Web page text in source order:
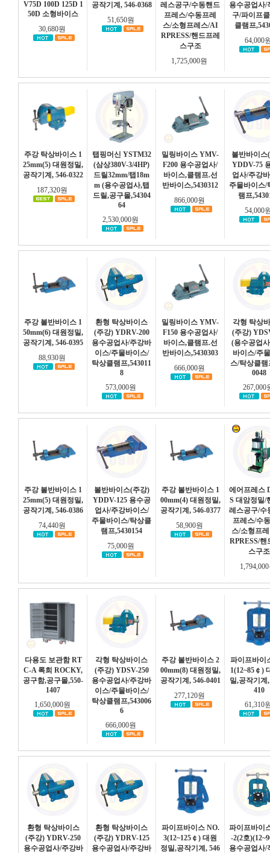
V75D 100D 125D 1
50D 소형바이스
30,680원
공작기계, 546-0368
51,650원
레스공구/수동핸드
프레스/수동프레
스/소형프레스/AI
RPRESS/핸드프레
스구조
1,725,000원
용수공업사/
구/파이프
클램프
64,000
주강 탁상바이스 1
25mm(5) 대원정밀,
공작기계, 546-0322
187,320원
탭핑머신 YSTM32
(삼상380V-3/4HP)
드릴32mm/탭18m
m (용수공업사,탭
드릴,공구몰,54304
64
2,530,000원
밀링바이스 YMV-
F200 용수공업사/
바이스,클램프.선
반바이스,5430312
866,000원
볼반바이스
YDDV-75
업사/주강
주물바이스/
램프
54,000
주강 볼반바이스 1
50mm(6) 대원정밀,
공작기계, 546-0395
88,930원
환형 탁상바이스
(주강) YDRV-200
용수공업사/주강바
이스/주물바이스/
탁상클램프,543011
8
573,000원
밀링바이스 YMV-
F150 용수공업사/
바이스,클램프.선
반바이스,5430303
666,000원
각형 탁상
(주강)
(용수공업
바이스/주
스/탁상클램
0048
267,000
주강 볼반바이스 1
25mm(5) 대원정밀,
공작기계, 546-0386
74,440원
볼반바이스(주강)
YDDV-125 용수공
업사/주강바이스/
주물바이스/탁상클
램프,5430154
75,000원
주강 볼반바이스 1
00mm(4) 대원정밀,
공작기계, 546-0377
58,900원
에어프레스
S 대암정밀/
레스공구/수
프레스/수
스/소형프
RPRESS/핸
스구조
다용도 보관함 RT
C-A 록희 ROCKY,
공구함,공구몰,550-
1407
1,650,000원
각형 탁상바이스
(주강) YDSV-250
용수공업사/주강바
이스/주물바이스/
탁상클램프,543006
6
666,000원
주강 볼반바이스 2
00mm(8) 대원정밀,
공작기계, 546-0401
277,120원
파이프바이
1(12~85￠)
밀,공작기계
410
61,310
환형 탁상바이스
(주강) YDRV-250
용수공업사/주강바
환형 탁상바이스
(주강) YDRV-125
용수공업사/주강바
파이프바이스 NO.
3(12~125￠) 대원
정밀,공작기계, 546
파이프바이
-2(2호
용수공업사/